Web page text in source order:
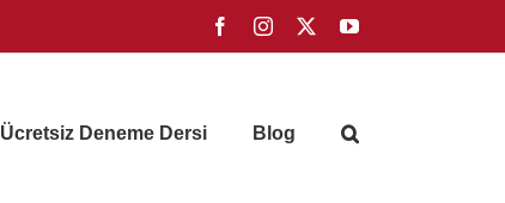
FacebookInstagram YouTube
Ücretsiz Deneme Dersi Blog